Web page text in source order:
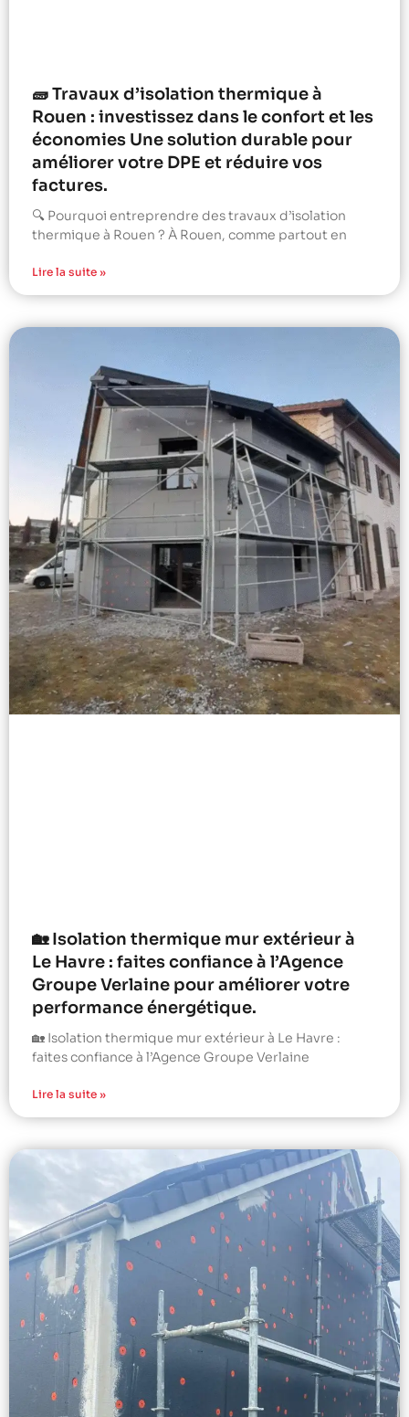
🧱 Travaux d’isolation thermique à
Rouen : investissez dans le confort et les
économies Une solution durable pour
améliorer votre DPE et réduire vos
factures.
🔍 Pourquoi entreprendre des travaux d’isolation
thermique à Rouen ? À Rouen, comme partout en
Lire la suite »
🏡 Isolation thermique mur extérieur à
Le Havre : faites confiance à l’Agence
Groupe Verlaine pour améliorer votre
performance énergétique.
🏡 Isolation thermique mur extérieur à Le Havre :
faites confiance à l’Agence Groupe Verlaine
Lire la suite »